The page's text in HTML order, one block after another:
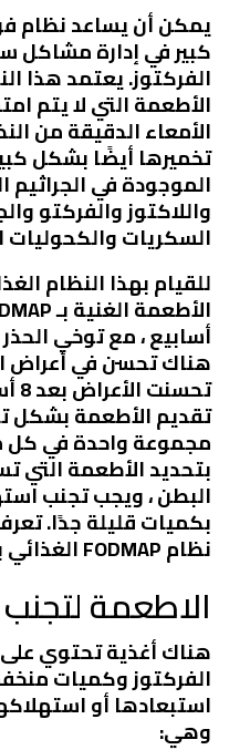
يمكن أن يساعد نظام
كبير في إدارة
الفركتوز. يعتمد هذا
الأطعمة التي لا
الأمعاء الدقيقة من
تخميرها أيضًا بشكل
الموجودة في الجراثيم
واللاكتوز والفركتو
السكريات والكحوليات
للقيام بهذا النظام
أسابيع ، مع توخي
هناك تحسن في أعراض
تقديم الأطعمة بشكل
مجموعة واحدة في كل
بتحديد الأطعمة التي
البطن ، ويجب تجنب
بكميات قليلة جدًا.
نظام FODMAP الغذائي بمزيد من التفاصيل.
الاطعمة لتجنب
هناك أغذية تحتوي
الفركتوز وكميات
استبعادها أو
وهي: